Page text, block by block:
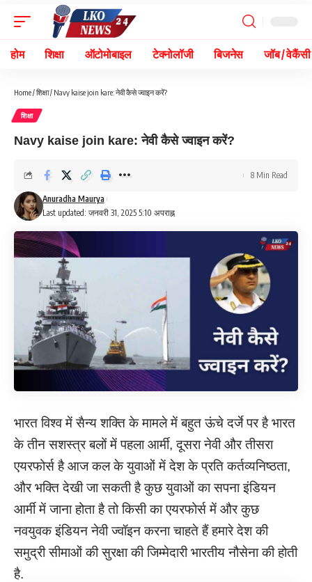
होम शिक्षा ऑटोमोबाइल टेक्नोलॉजी बिजनेस जॉब / वेकैंसी
Home/शिक्षा/ Navy kaise join kare: नेवी कैसे ज्वाइन करें?
शिक्षा
Navy kaise join kare: नेवी कैसे ज्वाइन करें?
Last updated: जनवरी 31, 2025 5:10 अपराह्न
Anuradha Maurya
8 Min Read
भारत विश्व में सैन्य शक्ति के मामले में बहुत ऊंचे दर्जे पर है भारत
के तीन सशस्त्र बलों में पहला आर्मी, दूसरा नेवी और तीसरा
एयरफोर्स है आज कल के युवाओं में देश के प्रति कर्तव्यनिष्ठता,
और भक्ति देखी जा सकती है कुछ युवाओं का सपना इंडियन
आर्मी में जाना होता है तो किसी का एयरफोर्स में और कुछ
नवयुवक इंडियन नेवी ज्वॉइन करना चाहते हैं हमारे देश की
समुद्री सीमाओं की सुरक्षा की जिम्मेदारी भारतीय नौसेना की होती
है.